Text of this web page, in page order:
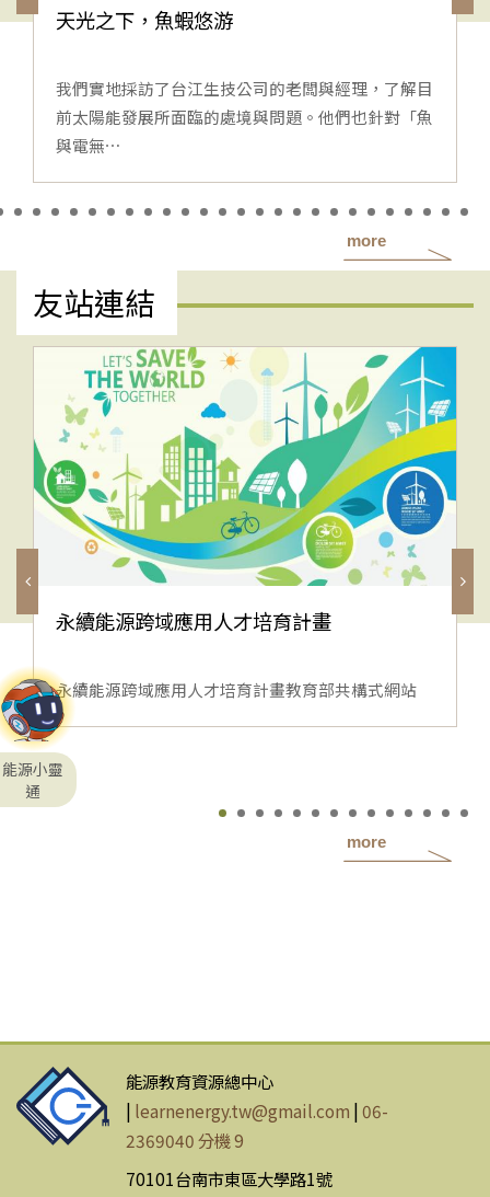
天光之下，魚蝦悠游
我們實地採訪了台江生技公司的老闆與經理，了解目
前太陽能發展所面臨的處境與問題。他們也針對「魚
與電無⋯
more
友站連結
永續能源跨域應用人才培育計畫
永續能源跨域應用人才培育計畫教育部共構式網站
more
能源小靈
通
能源教育資源總中心
| learnenergy.tw@gmail.com |06-
2369040 分機 9
70101台南市東區大學路1號